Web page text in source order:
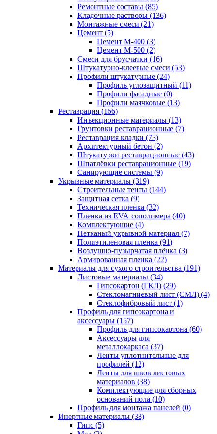
Ремонтные составы (85)
Кладочные растворы (136)
Монтажные смеси (21)
Цемент (5)
Цемент М-400 (3)
Цемент М-500 (2)
Смеси для брусчатки (16)
Штукатурно-клеевые смеси (53)
Профили штукатурные (24)
Профиль углозащитный (11)
Профили фасадные (0)
Профили маячковые (13)
Реставрация (166)
Инъекционные материалы (13)
Грунтовки реставрационные (7)
Реставрация кладки (73)
Архитектурный бетон (2)
Штукатурки реставрационные (43)
Шпатлёвки реставрационные (19)
Санирующие системы (9)
Укрывные материалы (319)
Строительные тенты (144)
Защитная сетка (9)
Техническая пленка (32)
Пленка из EVA-сополимера (40)
Комплектующие (4)
Нетканый укрывной материал (7)
Полиэтиленовая пленка (91)
Воздушно-пузырчатая плёнка (3)
Армированная пленка (22)
Материалы для сухого строительства (191)
Листовые материалы (34)
Гипсокартон (ГКЛ) (29)
Стекломагниевый лист (СМЛ) (4)
Cтеклофибровый лист (1)
Профиль для гипсокартона и
аксессуары (157)
Профиль для гипсокартона (60)
Аксессуары для
металлокаркаса (37)
Ленты уплотнительные для
профилей (12)
Ленты для швов листовых
материалов (38)
Комплектующие для сборных
оснований пола (10)
Профиль для монтажа панелей (0)
Инертные материалы (38)
Гипс (5)